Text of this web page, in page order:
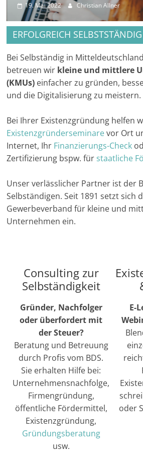
19. Mai 2022 Christian Allner
ERFOLGREICH SELBSTSTÄNDIG
Bei Selbständig in
betreuen wir kleine und mittlere
(KMUs) einfacher zu gründen,
und die Digitalisierung zu meistern.
Bei Ihrer Existenzgründung helfen
Existenzgründerseminarevor Ort
Internet, Ihr Finanzierungs-Check
Zertifizierung bspw. für staatliche
Unser verlässlicher Partner ist der
Selbständigen. Seit 1891 setzt sich
Gewerbeverband für kleine und
Unternehmen ein.
Consulting zur
Selbständigkeit
Gründer, Nachfolger
oder überfordert mit
der Steuer?
Beratung und Betreuung
durch Profis vom BDS.
Sie erhalten Hilfe bei:
Unternehmensnachfolge,
Firmengründung,
öffentliche Fördermittel,
Existenzgründung,
Gründungsberatung
usw.
E-
oder